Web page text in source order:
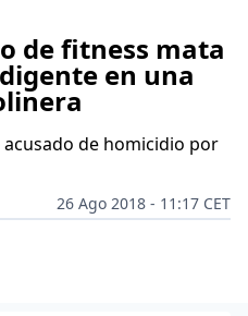
de fitness mata
en una
de homicidio por
26 Ago 2018 - 11:17 CET